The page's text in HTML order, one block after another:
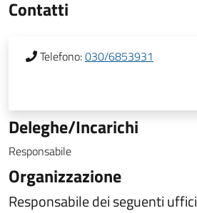
Contatti
Telefono:030/6853931
Deleghe/Incarichi
Responsabile
Organizzazione
Responsabile dei seguenti uffici